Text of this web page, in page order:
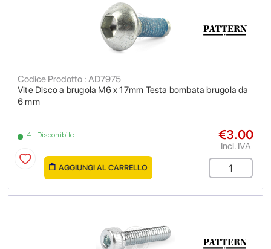
Vite Disco a brugola M6 x 17mm Testa bombata brugola da
6 mm
Codice Prodotto : AD7975
4+ Disponibile €3.00
Incl. IVA
AGGIUNGI AL CARRELLO